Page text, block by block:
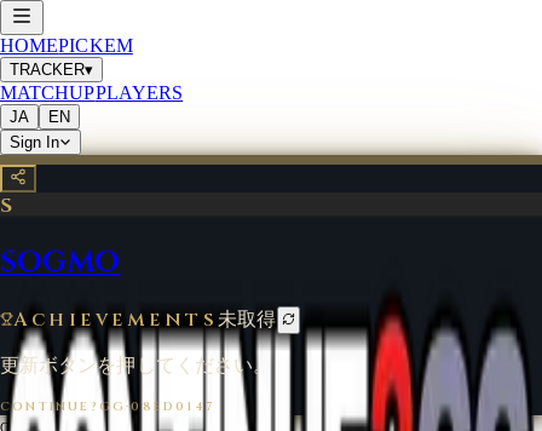
HOMEPICKEM
TRACKER▾
MATCHUPPLAYERS
JA
EN
Sign In
S
SOGMO
Achievements未取得
更新ボタンを押してください。
CONTINUE?GG·08ED0147
CONTINUE?GG ©
2026